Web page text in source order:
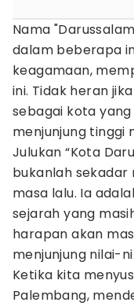
Nama
dalam beberapa
keagamaan,
ini. Tidak heran
sebagai kota
menjunjung tinggi
Julukan “Kota
bukanlah
masa lalu. Ia
sejarah yang
harapan akan
menjunjung nilai-
Ketika kita
Palembang,